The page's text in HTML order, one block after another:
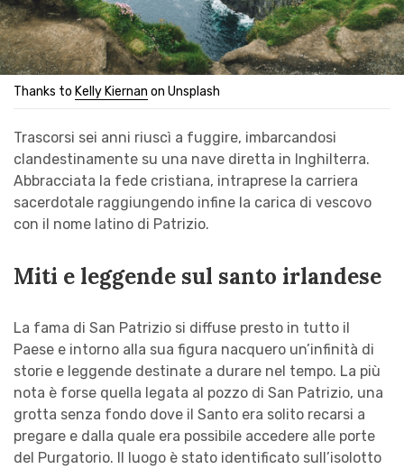
Thanks to Kelly Kiernan on Unsplash
Trascorsi sei anni riuscì a fuggire, imbarcandosi
clandestinamente su una nave diretta in Inghilterra.
Abbracciata la fede cristiana, intraprese la carriera
sacerdotale raggiungendo infine la carica di vescovo
con il nome latino di Patrizio.
Miti e leggende sul santo irlandese
La fama di San Patrizio si diffuse presto in tutto il
Paese e intorno alla sua figura nacquero un’infinità di
storie e leggende destinate a durare nel tempo. La più
nota è forse quella legata al pozzo di San Patrizio, una
grotta senza fondo dove il Santo era solito recarsi a
pregare e dalla quale era possibile accedere alle porte
del Purgatorio. Il luogo è stato identificato sull’isolotto